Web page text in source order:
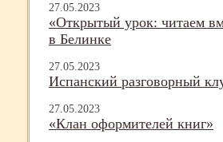
27.05.2023
«Открытый урок: читаем
в Белинке
27.05.2023
Испанский разговорный
27.05.2023
«Клан оформителей книг»